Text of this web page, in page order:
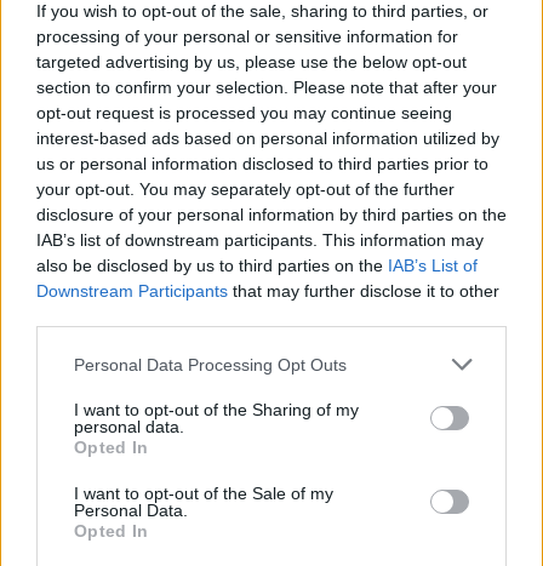
If you wish to opt-out of the sale, sharing to third parties, or
processing of your personal or sensitive information for
targeted advertising by us, please use the below opt-out
section to confirm your selection. Please note that after your
opt-out request is processed you may continue seeing
interest-based ads based on personal information utilized by
us or personal information disclosed to third parties prior to
your opt-out. You may separately opt-out of the further
disclosure of your personal information by third parties on the
IAB’s list of downstream participants. This information may
also be disclosed by us to third parties on the IAB’s List of
Downstream Participants that may further disclose it to other
Please note that this website/app uses one or more Google
not limited to your visit or usage behaviour. You may click to
grant or deny consent to Google and its third-party tags to
use your data for below specified purposes in below Google
consent section.
Personal Data Processing Opt Outs
I want to opt-out of the Sharing of my
personal data.
Opted In
I want to opt-out of the Sale of my
Personal Data.
Opted In
κόμμα, το οποίο με ιλιγγιώδη ταχύτητα
μετατοπίζεται από την Αριστερά, στο γνωστό,
ενδεχομένως και άγνωστο για την ιστορία του
τόπου, χώρο της συντηρητικής μεταπολιτικής.
Τα μηνύματα όμως ήταν πολλά. Ήταν η ομιλία του
Στ. Κασσελάκη στον ΣΕΒ, που αναφέρθηκε στην
ανάγκη συνεργασίας του κεφαλαίου με την εργασία,
αναφορά που στην ουσία έβαλε τη σφραγίδα της
βίαιης στροφής σε δεξιά και νεοφιλελεύθερα
μονοπάτια και οδηγεί σε ρήξη με τον κόσμο της
εργασίας. Ήταν το φως που... κέρδισε το σκοτάδι. Η
ανατριχιαστικά «ουδέτερη» ανακοίνωση για το
Ισραήλ και την Παλαιστίνη. Η πλήρης απουσία της
ηγετικής ομάδας από τις κινητοποιήσεις για την
Γάζα. Η «συγγνώμη» της Θεοδώρας Τζάκρη για όσα